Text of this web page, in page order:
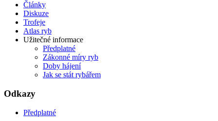
Články
Diskuze
Trofeje
Atlas ryb
Užitečné informace
Předplatné
Zákonné míry ryb
Doby hájení
Jak se stát rybářem
Odkazy
Předplatné